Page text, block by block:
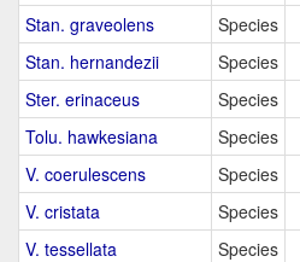
Stan. graveolens
Species
Stan. hernandezii
Species
Ster. erinaceus
Species
Tolu. hawkesiana
Species
V. coerulescens
Species
V. cristata
Species
V. tessellata
Species